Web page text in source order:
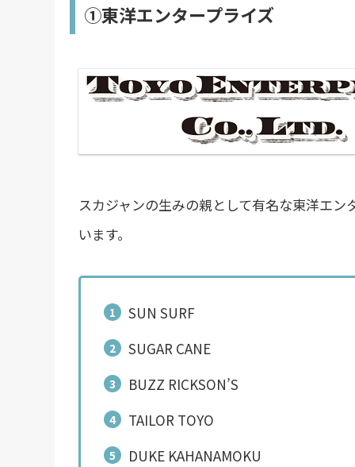
①東洋エンタープライズ
スカジャンの生みの親として有名な東洋エ
います。
SUN SURF
SUGAR CANE
BUZZ RICKSON’S
TAILOR TOYO
DUKE KAHANAMOKU